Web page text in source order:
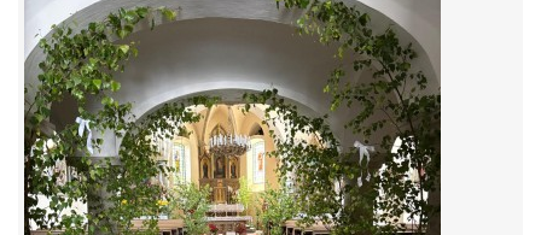
ŽIVOTOPISY SVATÝCH
DUCHOVNÍ SLOVO
ÚVAHA MĚSÍCE